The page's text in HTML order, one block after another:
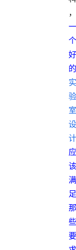
，
一
个
好
的
实
验
室
设
计
应
该
满
足
那
些
要